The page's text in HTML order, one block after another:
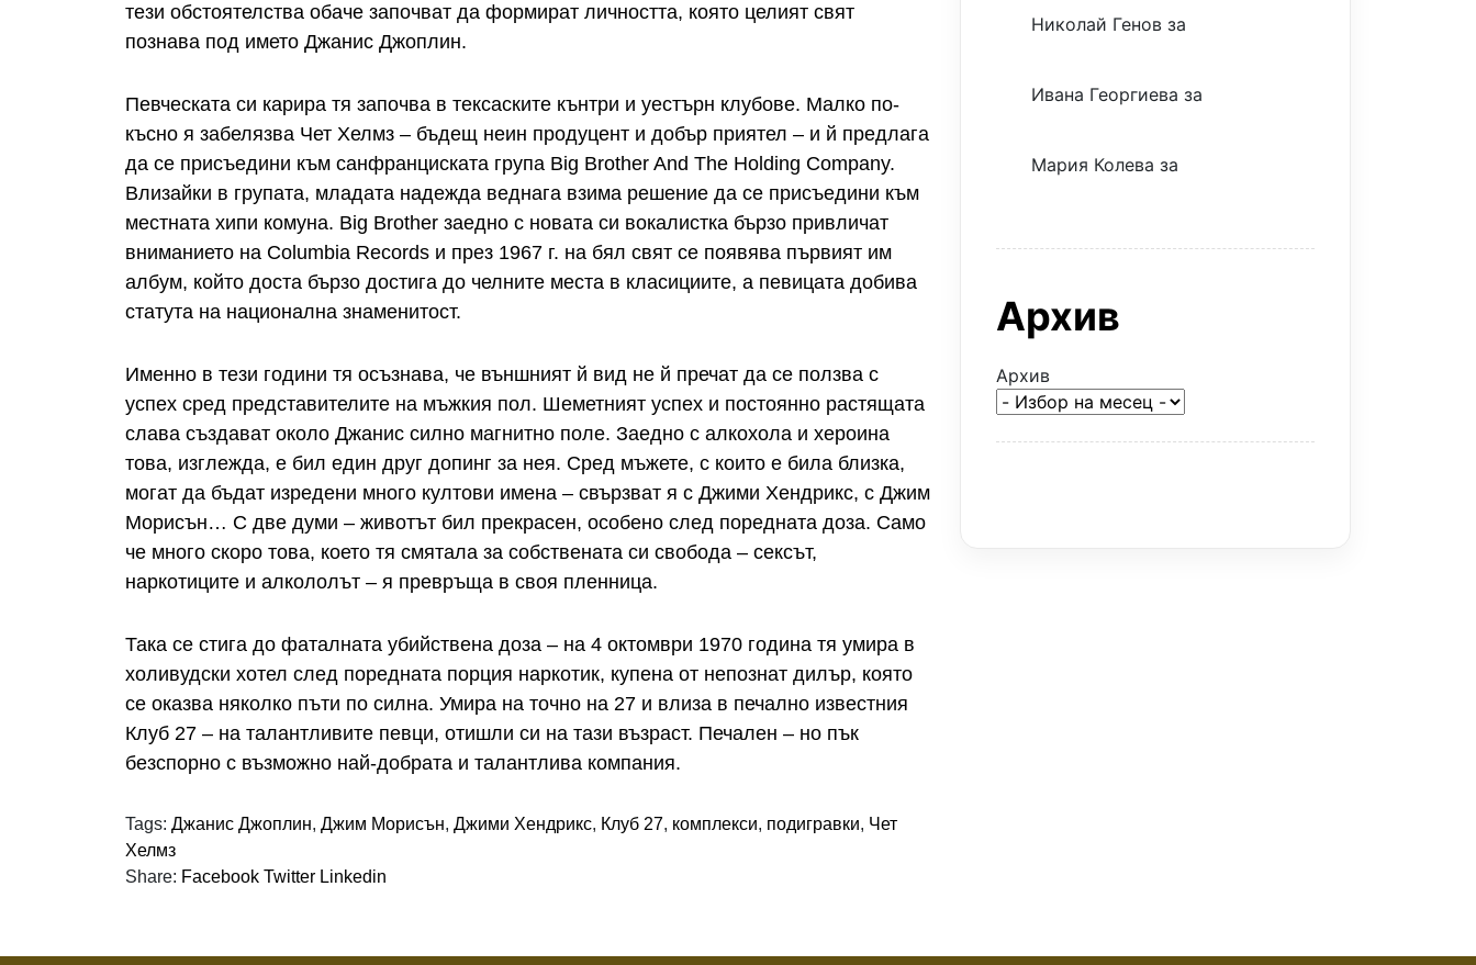
тези обстоятелства обаче започват да формират личността, която целият свят
познава под името Джанис Джоплин.
Певческата си карира тя започва в тексаските кънтри и уестърн клубове. Малко по-
късно я забелязва Чет Хелмз – бъдещ неин продуцент и добър приятел – и й предлага
да се присъедини към санфранциската група Big Brother And The Holding Company.
Влизайки в групата, младата надежда веднага взима решение да се присъедини към
местната хипи комуна. Big Brother заедно с новата си вокалистка бързо привличат
вниманието на Columbia Records и през 1967 г. на бял свят се появява първият им
албум, който доста бързо достига до челните места в класициите, а певицата добива
статута на национална знаменитост.
Именно в тези години тя осъзнава, че външният й вид не й пречат да се ползва с
успех сред представителите на мъжкия пол. Шеметният успех и постоянно растящата
слава създават около Джанис силно магнитно поле. Заедно с алкохола и хероина
това, изглежда, е бил един друг допинг за нея. Сред мъжете, с които е била близка,
могат да бъдат изредени много култови имена – свързват я с Джими Хендрикс, с Джим
Морисън… С две думи – животът бил прекрасен, особено след поредната доза. Само
че много скоро това, което тя смятала за собствената си свобода – сексът,
наркотиците и алкололът – я превръща в своя пленница.
Така се стига до фаталната убийствена доза – на 4 октомври 1970 година тя умира в
холивудски хотел след поредната порция наркотик, купена от непознат дилър, която
се оказва няколко пъти по силна. Умира на точно на 27 и влиза в печално известния
Клуб 27 – на талантливите певци, отишли си на тази възраст. Печален – но пък
безспорно с възможно най-добрата и талантлива компания.
Tags: Джанис Джоплин, Джим Морисън, Джими Хендрикс, Клуб 27, комплекси, подигравки, Чет
Хелмз
Share: Facebook Twitter Linkedin
Николай Генов за
Ивана Георгиева за
Мария Колева за
Архив
Архив